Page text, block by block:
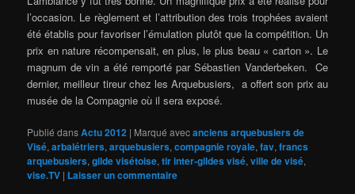
l’occasion. Le règlement et l’attribution des trois trophées avaient
été établis pour favoriser l’émulation plutôt que la compétition. Un
prix en nature récompensait, en plus, le plus beau « carton ». Le
magnum de vin a été remporté par Sébastien Vanderbeken. Ce
dernier, meilleur tireur chez les Arquebusiers, a offert son prix au
musée de la Compagnie où il sera exposé.
Publié dansActu 2012 | Marqué avecanciens arquebusiers de
Visé,arbalétriers,arquebusiers,compagnie royale,fav,francs
arquebusiers,gilde visétoise,tir inter-gildes visé,ville de visé,
vise.TV | Laisser un commentaire